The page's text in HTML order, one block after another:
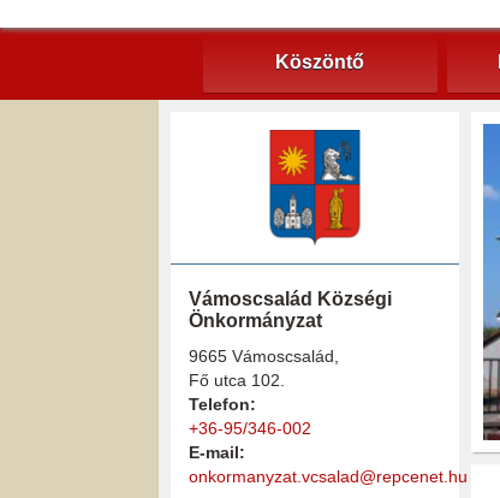
Köszöntő
Vámoscsalád Községi
Önkormányzat
9665 Vámoscsalád,
Fő utca 102.
Telefon:
+36-95/346-002
E-mail:
onkormanyzat.vcsalad@repcenet.hu